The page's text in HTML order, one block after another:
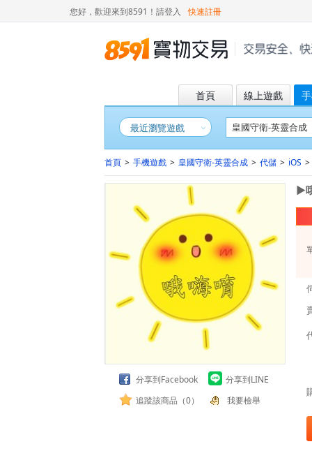
您好，歡迎來到8591！ 請登入 快速註冊
首頁 線上遊戲
最近瀏覽遊戲
首頁 > 手機遊戲 > 皇國守衛-英靈合成 > 代儲 > iOS >
分享到Facebook
分享到LINE
追蹤該商品（0）
我要檢舉
►